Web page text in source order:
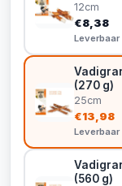
12cm
€8,38
Leverbaar
(270 g)
25cm
€13,98
Leverbaar
(560 g)